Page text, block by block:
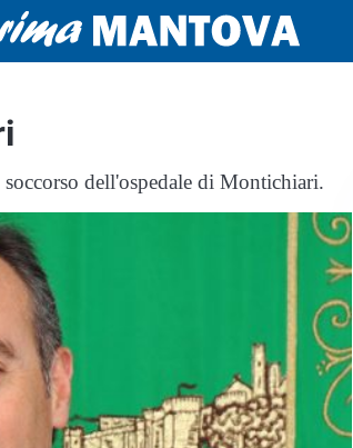
dell'ospedale di Montichiari.